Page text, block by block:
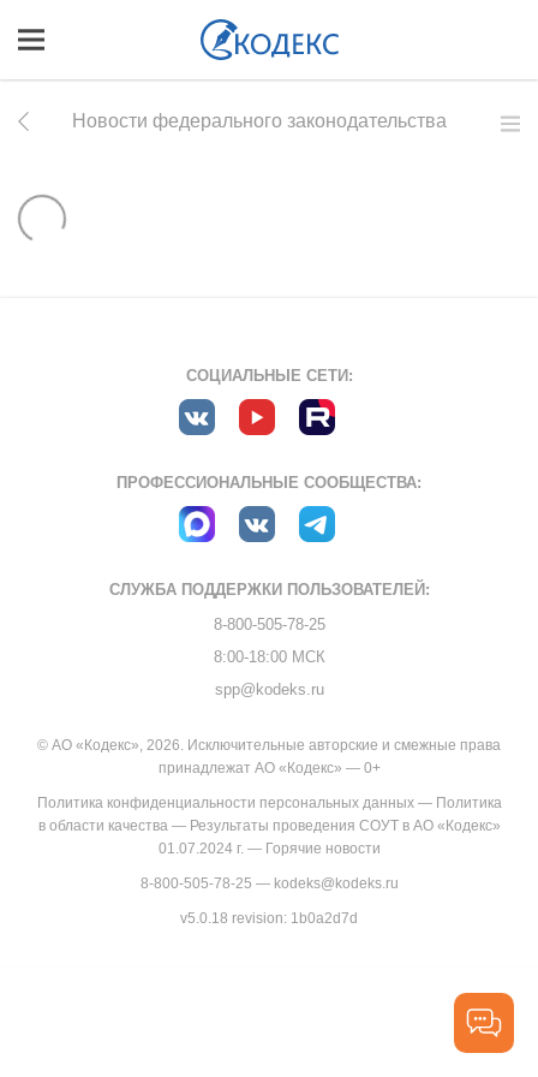
Новости федерального законодательства
СОЦИАЛЬНЫЕ СЕТИ:
ПРОФЕССИОНАЛЬНЫЕ СООБЩЕСТВА:
СЛУЖБА ПОДДЕРЖКИ ПОЛЬЗОВАТЕЛЕЙ:
8-800-505-78-25
8:00-18:00 МСК
spp@kodeks.ru
© АО «Кодекс», 2026. Исключительные авторские и смежные права
принадлежат АО «Кодекс» — 0+
Политика конфиденциальности персональных данных— Политика
в области качества— Результаты проведения СОУТ в АО «Кодекс»
01.07.2024 г.— Горячие новости
8-800-505-78-25 — kodeks@kodeks.ru
v5.0.18 revision: 1b0a2d7d